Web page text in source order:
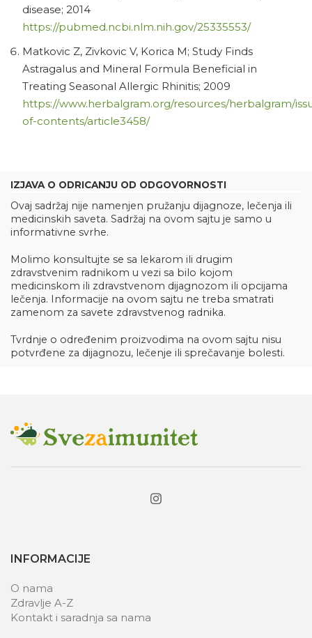
disease; 2014
https://pubmed.ncbi.nlm.nih.gov/25335553/
Matkovic Z, Zivkovic V, Korica M; Study Finds
Astragalus and Mineral Formula Beneficial in
Treating Seasonal Allergic Rhinitis; 2009
https://www.herbalgram.org/resources/herbalgram/
of-contents/article3458/
IZJAVA O ODRICANJU OD ODGOVORNOSTI
Ovaj sadržaj nije namenjen pružanju dijagnoze, lečenja ili
medicinskih saveta. Sadržaj na ovom sajtu je samo u
informativne svrhe.
Molimo konsultujte se sa lekarom ili drugim
zdravstvenim radnikom u vezi sa bilo kojom
medicinskom ili zdravstvenom dijagnozom ili opcijama
lečenja. Informacije na ovom sajtu ne treba smatrati
zamenom za savete zdravstvenog radnika.
Tvrdnje o određenim proizvodima na ovom sajtu nisu
potvrđene za dijagnozu, lečenje ili sprečavanje bolesti.
INFORMACIJE
O nama
Zdravlje A-Z
Kontakt i saradnja sa nama